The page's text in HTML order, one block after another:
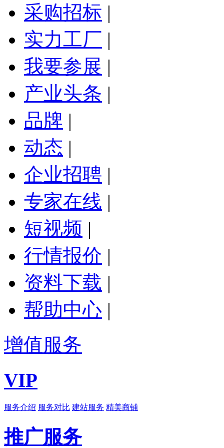
采购招标 |
实力工厂 |
我要参展 |
产业头条 |
品牌 |
动态 |
企业招聘 |
专家在线 |
短视频 |
行情报价 |
资料下载 |
帮助中心 |
增值服务
VIP
服务介绍 服务对比 建站服务 精美商铺
推广服务